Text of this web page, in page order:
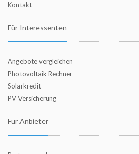
Kontakt
Für Interessenten
Angebote vergleichen
Photovoltaik Rechner
Solarkredit
PV Versicherung
Für Anbieter